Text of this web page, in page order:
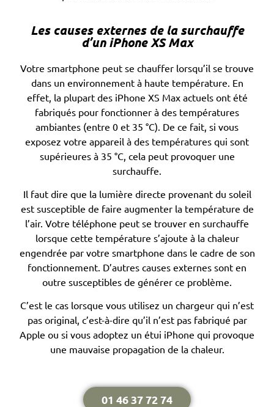
Les causes externes de la surchauffe
d’un iPhone XS Max
Votre smartphone peut se chauffer lorsqu’il se trouve
dans un environnement à haute température. En
effet, la plupart des iPhone XS Max actuels ont été
fabriqués pour fonctionner à des températures
ambiantes (entre 0 et 35 °C). De ce fait, si vous
exposez votre appareil à des températures qui sont
supérieures à 35 °C, cela peut provoquer une
surchauffe.
Il faut dire que la lumière directe provenant du soleil
est susceptible de faire augmenter la température de
l’air. Votre téléphone peut se trouver en surchauffe
lorsque cette température s’ajoute à la chaleur
engendrée par votre smartphone dans le cadre de son
fonctionnement. D’autres causes externes sont en
outre susceptibles de générer ce problème.
C’est le cas lorsque vous utilisez un chargeur qui n’est
pas original, c’est-à-dire qu’il n’est pas fabriqué par
Apple ou si vous adoptez un étui iPhone qui provoque
une mauvaise propagation de la chaleur.
01 46 37 72 74